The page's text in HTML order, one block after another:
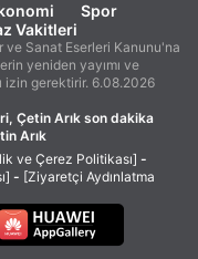
Spor
Vakitleri
ve Sanat Eserleri Kanunu'na
yeniden yayımı ve
izin gerektirir. 6.08.2026
Çetin Arık son dakika
Arık
ve Çerez Politikası] -
- [Ziyaretçi Aydınlatma